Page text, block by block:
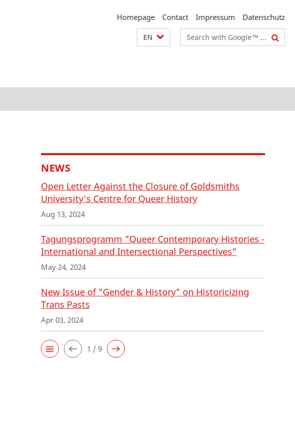
Homepage Contact Impressum Datenschutz
EN
Search
terms
NEWS
Open Letter Against the Closure of Goldsmiths
University's Centre for Queer History
Aug 13, 2024
Tagungsprogramm "Queer Contemporary Histories -
International and Intersectional Perspectives"
May 24, 2024
New Issue of "Gender & History" on Historicizing
Trans Pasts
Apr 03, 2024
1 / 9